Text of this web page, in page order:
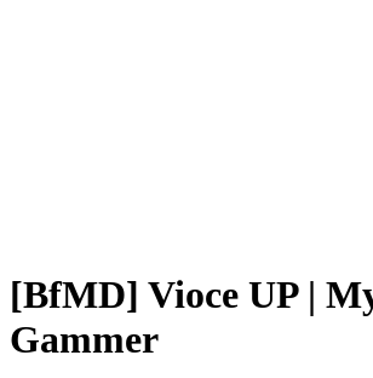
[BfMD] Vioce UP |
Gammer